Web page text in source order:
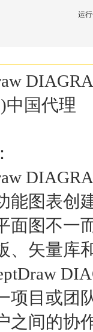
运行
中国代理
能图表创
面图不一
、矢量库
项目或团
之间的协